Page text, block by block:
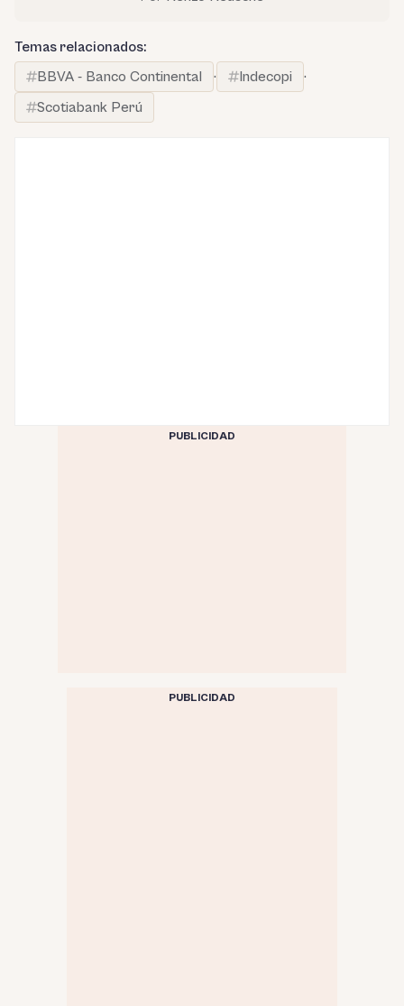
Temas relacionados:
BBVA - Banco Continental
· Indecopi
·
Scotiabank Perú
PUBLICIDAD
PUBLICIDAD